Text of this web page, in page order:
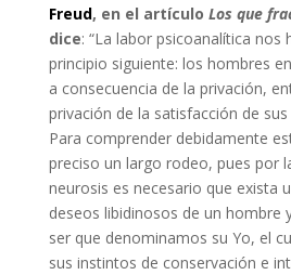
Freud, en el artículo Los que
dice: “La labor psicoanalítica nos
principio siguiente: los hombres
a consecuencia de la privación,
privación de la satisfacción de
Para comprender debidamente
preciso un largo rodeo, pues por
neurosis es necesario que exista
deseos libidinosos de un hombre
ser que denominamos su Yo, el
sus instintos de conservación e